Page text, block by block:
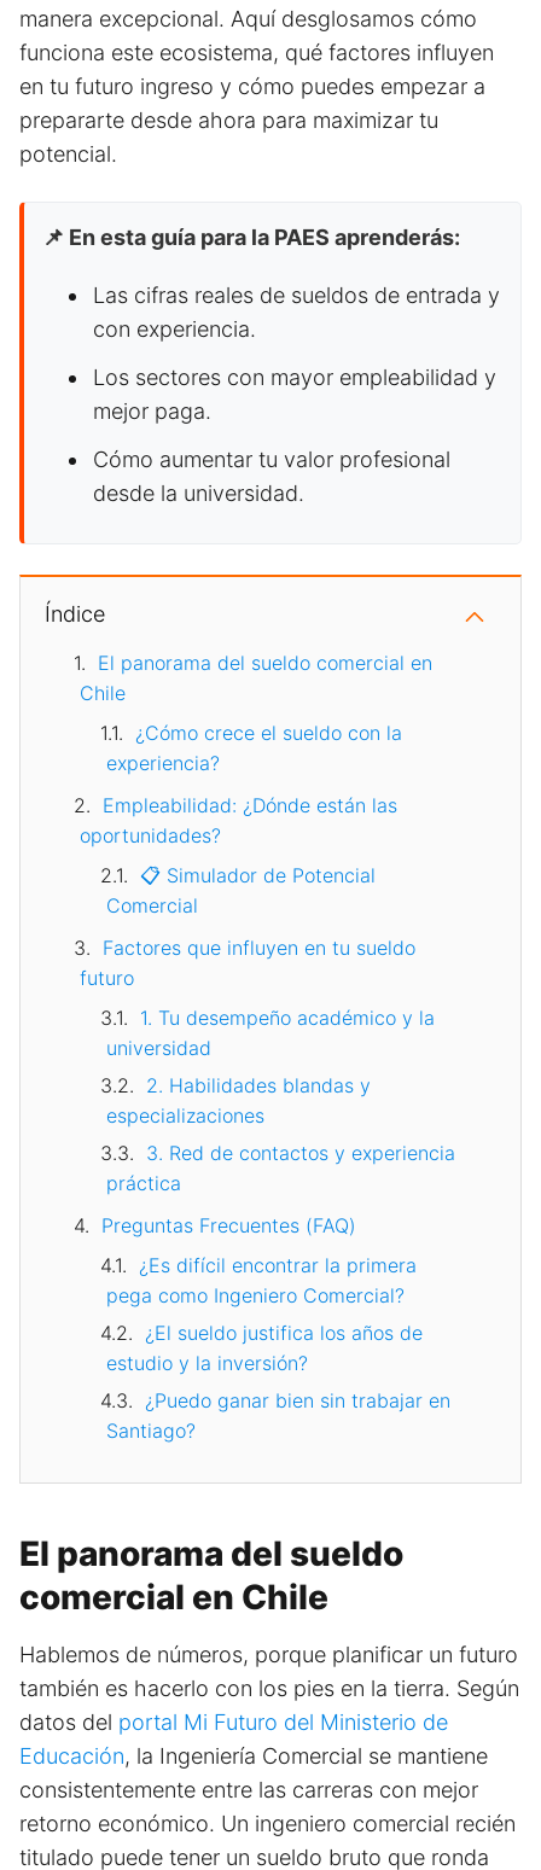
manera excepcional. Aquí desglosamos cómo
funciona este ecosistema, qué factores influyen
en tu futuro ingreso y cómo puedes empezar a
prepararte desde ahora para maximizar tu
potencial.
📌 En esta guía para la PAES aprenderás:
Las cifras reales de sueldos de entrada y
con experiencia.
Los sectores con mayor empleabilidad y
mejor paga.
Cómo aumentar tu valor profesional
desde la universidad.
Índice
El panorama del sueldo comercial en
Chile
¿Cómo crece el sueldo con la
experiencia?
Empleabilidad: ¿Dónde están las
oportunidades?
📋 Simulador de Potencial
Comercial
Factores que influyen en tu sueldo
futuro
1. Tu desempeño académico y la
universidad
2. Habilidades blandas y
especializaciones
3. Red de contactos y experiencia
práctica
Preguntas Frecuentes (FAQ)
¿Es difícil encontrar la primera
pega como Ingeniero Comercial?
¿El sueldo justifica los años de
estudio y la inversión?
¿Puedo ganar bien sin trabajar en
Santiago?
El panorama del sueldo
comercial en Chile
Hablemos de números, porque planificar un futuro
también es hacerlo con los pies en la tierra. Según
datos del portal Mi Futuro del Ministerio de
Educación, la Ingeniería Comercial se mantiene
consistentemente entre las carreras con mejor
retorno económico. Un ingeniero comercial recién
titulado puede tener un sueldo bruto que ronda